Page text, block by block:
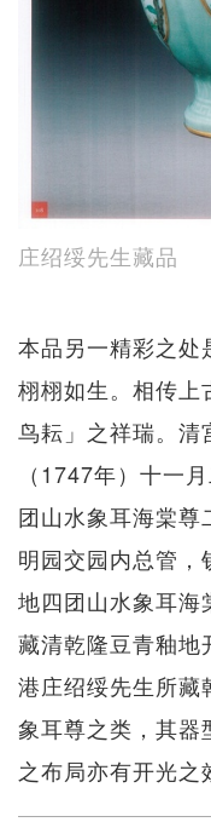
庄绍绥先生藏品
本品另一精彩之处
栩栩如生。相传上
鸟耘」之祥瑞。清
（1747年）十一
团山水象耳海棠
明园交园内总管
地四团山水象耳海
藏清乾隆豆青釉地
港庄绍绥先生所藏
象耳尊之类，其器
之布局亦有开光之